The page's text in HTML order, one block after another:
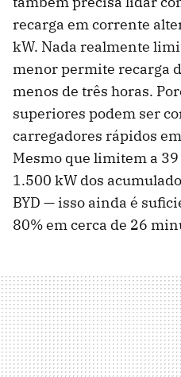
recarga em corrente
kW. Nada realmente
menor permite recarga
menos de três horas.
superiores podem ser
carregadores rápidos
Mesmo que limitem a
1.500 kW dos
BYD — isso ainda é
80% em cerca de 26